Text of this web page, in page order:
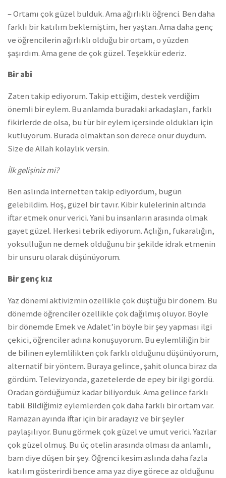
– Ortamı çok güzel bulduk. Ama ağırlıklı öğrenci. Ben daha
farklı bir katılım beklemiştim, her yaştan. Ama daha genç
ve öğrencilerin ağırlıklı olduğu bir ortam, o yüzden
şaşırdım. Ama gene de çok güzel. Teşekkür ederiz.
Bir abi
Zaten takip ediyorum. Takip ettiğim, destek verdiğim
önemli bir eylem. Bu anlamda buradaki arkadaşları, farklı
fikirlerde de olsa, bu tür bir eylem içersinde oldukları için
kutluyorum. Burada olmaktan son derece onur duydum.
Size de Allah kolaylık versin.
İlk gelişiniz mi?
Ben aslında internetten takip ediyordum, bugün
gelebildim. Hoş, güzel bir tavır. Kibir kulelerinin altında
iftar etmek onur verici. Yani bu insanların arasında olmak
gayet güzel. Herkesi tebrik ediyorum. Açlığın, fukaralığın,
yoksulluğun ne demek olduğunu bir şekilde idrak etmenin
bir unsuru olarak düşünüyorum.
Bir genç kız
Yaz dönemi aktivizmin özellikle çok düştüğü bir dönem. Bu
dönemde öğrenciler özellikle çok dağılmış oluyor. Böyle
bir dönemde Emek ve Adalet’in böyle bir şey yapması ilgi
çekici, öğrenciler adına konuşuyorum. Bu eylemliliğin bir
de bilinen eylemlilikten çok farklı olduğunu düşünüyorum,
alternatif bir yöntem. Buraya gelince, şahit olunca biraz da
gördüm. Televizyonda, gazetelerde de epey bir ilgi gördü.
Oradan gördüğümüz kadar biliyorduk. Ama gelince farklı
tabii. Bildiğimiz eylemlerden çok daha farklı bir ortam var.
Ramazan ayında iftar için bir aradayız ve bir şeyler
paylaşılıyor. Bunu görmek çok güzel ve umut verici. Yazılar
çok güzel olmuş. Bu üç otelin arasında olması da anlamlı,
bam diye düşen bir şey. Öğrenci kesim aslında daha fazla
katılım gösterirdi bence ama yaz diye görece az olduğunu